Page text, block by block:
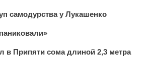
самодурства у Лукашенко
в Припяти сома длиной 2,3 метра